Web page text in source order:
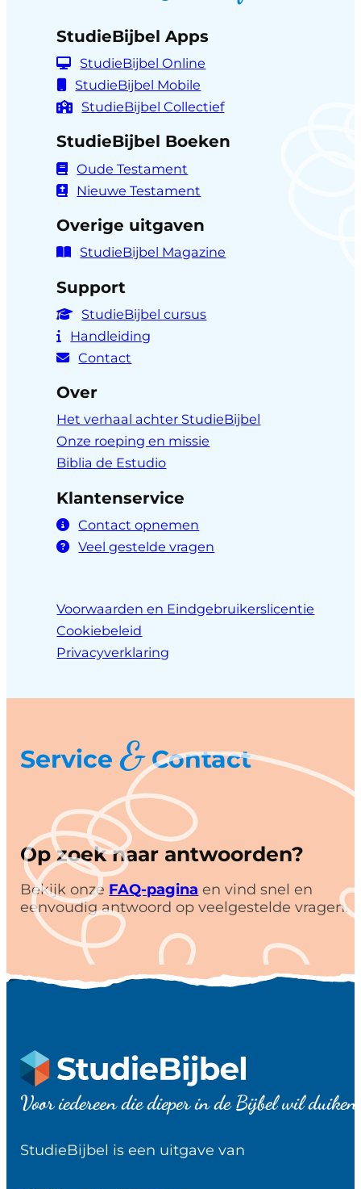
StudieBijbel Apps
StudieBijbel Online
StudieBijbel Mobile
StudieBijbel Collectief
StudieBijbel Boeken
Oude Testament
Nieuwe Testament
Overige uitgaven
StudieBijbel Magazine
Support
StudieBijbel cursus
Handleiding
Contact
Over
Het verhaal achter StudieBijbel
Onze roeping en missie
Biblia de Estudio
Klantenservice
Contact opnemen
Veel gestelde vragen
Voorwaarden en Eindgebruikerslicentie
Cookiebeleid
Privacyverklaring
Service&Contact
Op zoek naar antwoorden?
Bekijk onze FAQ-pagina en vind snel en
eenvoudig antwoord op veelgestelde vragen.
Voor iedereen die dieper in de Bijbel wil
StudieBijbel is een uitgave van